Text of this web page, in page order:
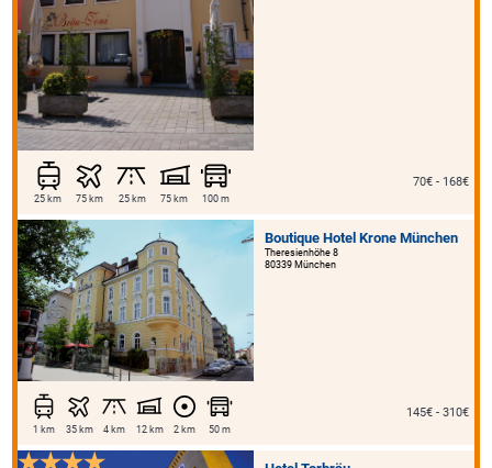
25 km 75 km 25 km 75 km 100 m
70€ - 168€
Boutique Hotel Krone München
Theresienhöhe 8
80339 München
1 km 35 km 4 km 12 km 2 km 50 m
145€ - 310€